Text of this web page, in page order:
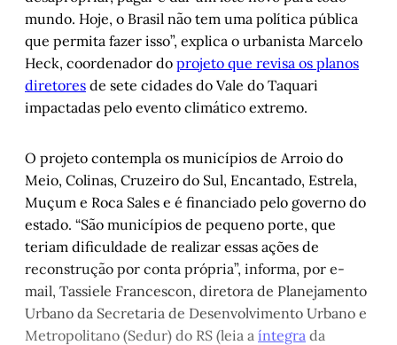
mundo. Hoje, o Brasil não tem uma política pública
que permita fazer isso”, explica o urbanista Marcelo
Heck, coordenador do projeto que revisa os planos
diretores de sete cidades do Vale do Taquari
impactadas pelo evento climático extremo.
O projeto contempla os municípios de Arroio do
Meio, Colinas, Cruzeiro do Sul, Encantado, Estrela,
Muçum e Roca Sales e é financiado pelo governo do
estado. “São municípios de pequeno porte, que
teriam dificuldade de realizar essas ações de
reconstrução por conta própria”, informa, por e-
mail, Tassiele Francescon, diretora de Planejamento
Urbano da Secretaria de Desenvolvimento Urbano e
Metropolitano (Sedur) do RS (leia a íntegra da